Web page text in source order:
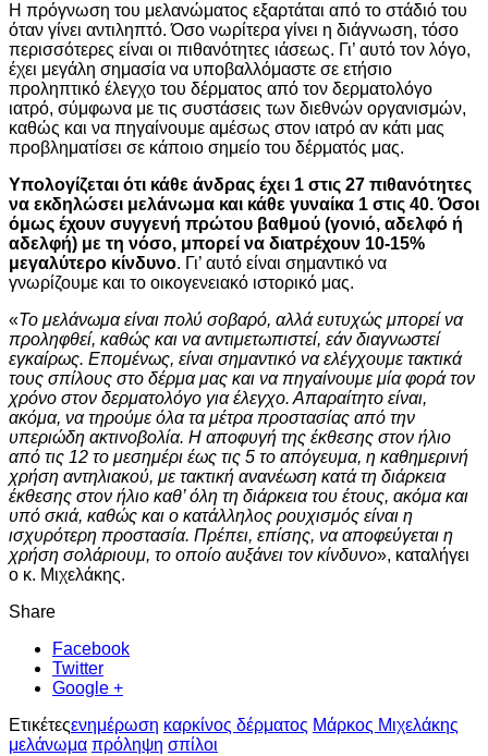
Η πρόγνωση του μελανώματος εξαρτάται από το στάδιό του
όταν γίνει αντιληπτό. Όσο νωρίτερα γίνει η διάγνωση, τόσο
περισσότερες είναι οι πιθανότητες ιάσεως. Γι’ αυτό τον λόγο,
έχει μεγάλη σημασία να υποβαλλόμαστε σε ετήσιο
προληπτικό έλεγχο του δέρματος από τον δερματολόγο
ιατρό, σύμφωνα με τις συστάσεις των διεθνών οργανισμών,
καθώς και να πηγαίνουμε αμέσως στον ιατρό αν κάτι μας
προβληματίσει σε κάποιο σημείο του δέρματός μας.
Υπολογίζεται ότι κάθε άνδρας έχει 1 στις 27 πιθανότητες
να εκδηλώσει μελάνωμα και κάθε γυναίκα 1 στις 40. Όσοι
όμως έχουν συγγενή πρώτου βαθμού (γονιό, αδελφό ή
αδελφή) με τη νόσο, μπορεί να διατρέχουν 10-15%
μεγαλύτερο κίνδυνο. Γι’ αυτό είναι σημαντικό να
γνωρίζουμε και το οικογενειακό ιστορικό μας.
«Το μελάνωμα είναι πολύ σοβαρό, αλλά ευτυχώς μπορεί να
προληφθεί, καθώς και να αντιμετωπιστεί, εάν διαγνωστεί
εγκαίρως. Επομένως, είναι σημαντικό να ελέγχουμε τακτικά
τους σπίλους στο δέρμα μας και να πηγαίνουμε μία φορά τον
χρόνο στον δερματολόγο για έλεγχο. Απαραίτητο είναι,
ακόμα, να τηρούμε όλα τα μέτρα προστασίας από την
υπεριώδη ακτινοβολία. Η αποφυγή της έκθεσης στον ήλιο
από τις 12 το μεσημέρι έως τις 5 το απόγευμα, η καθημερινή
χρήση αντηλιακού, με τακτική ανανέωση κατά τη διάρκεια
έκθεσης στον ήλιο καθ’ όλη τη διάρκεια του έτους, ακόμα και
υπό σκιά, καθώς και ο κατάλληλος ρουχισμός είναι η
ισχυρότερη προστασία. Πρέπει, επίσης, να αποφεύγεται η
χρήση σολάριουμ, το οποίο αυξάνει τον κίνδυνο», καταλήγει
ο κ. Μιχελάκης.
Share
Facebook
Twitter
Google +
Ετικέτεςενημέρωση καρκίνος δέρματος Μάρκος Μιχελάκης
μελάνωμα πρόληψη σπίλοι